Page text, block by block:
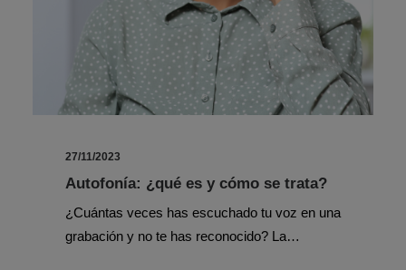
27/11/2023
Autofonía: ¿qué es y cómo se trata?
¿Cuántas veces has escuchado tu voz en una
grabación y no te has reconocido? La…